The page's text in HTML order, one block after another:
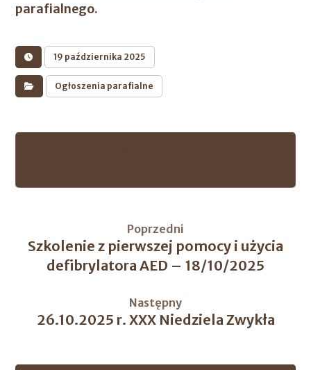
parafialnego.
19 października 2025
Ogłoszenia parafialne
Poprzedni
Szkolenie z pierwszej pomocy i użycia
defibrylatora AED – 18/10/2025
Następny
26.10.2025 r. XXX Niedziela Zwykła